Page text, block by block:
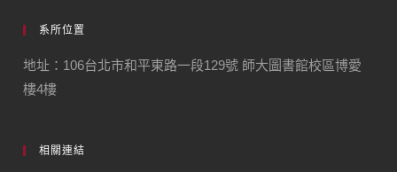
系所位置
地址：106台北市和平東路一段129號 師大圖書館校區博愛
樓4樓
相關連結